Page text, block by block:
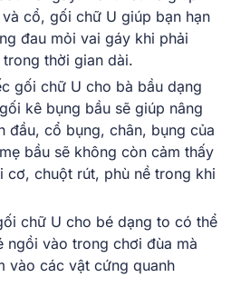
cổ, gối chữ U giúp bạn hạn
đau mỏi vai gáy khi phải
thời gian dài.
gối chữ U cho bà bầu dạng
kê bụng bầu sẽ giúp nâng
đầu, cổ bụng, chân, bụng của
bầu sẽ không còn cảm thấy
cơ, chuột rút, phù nề trong khi
chữ U cho bé dạng to có thể
ngồi vào trong chơi đùa mà
vào các vật cứng quanh